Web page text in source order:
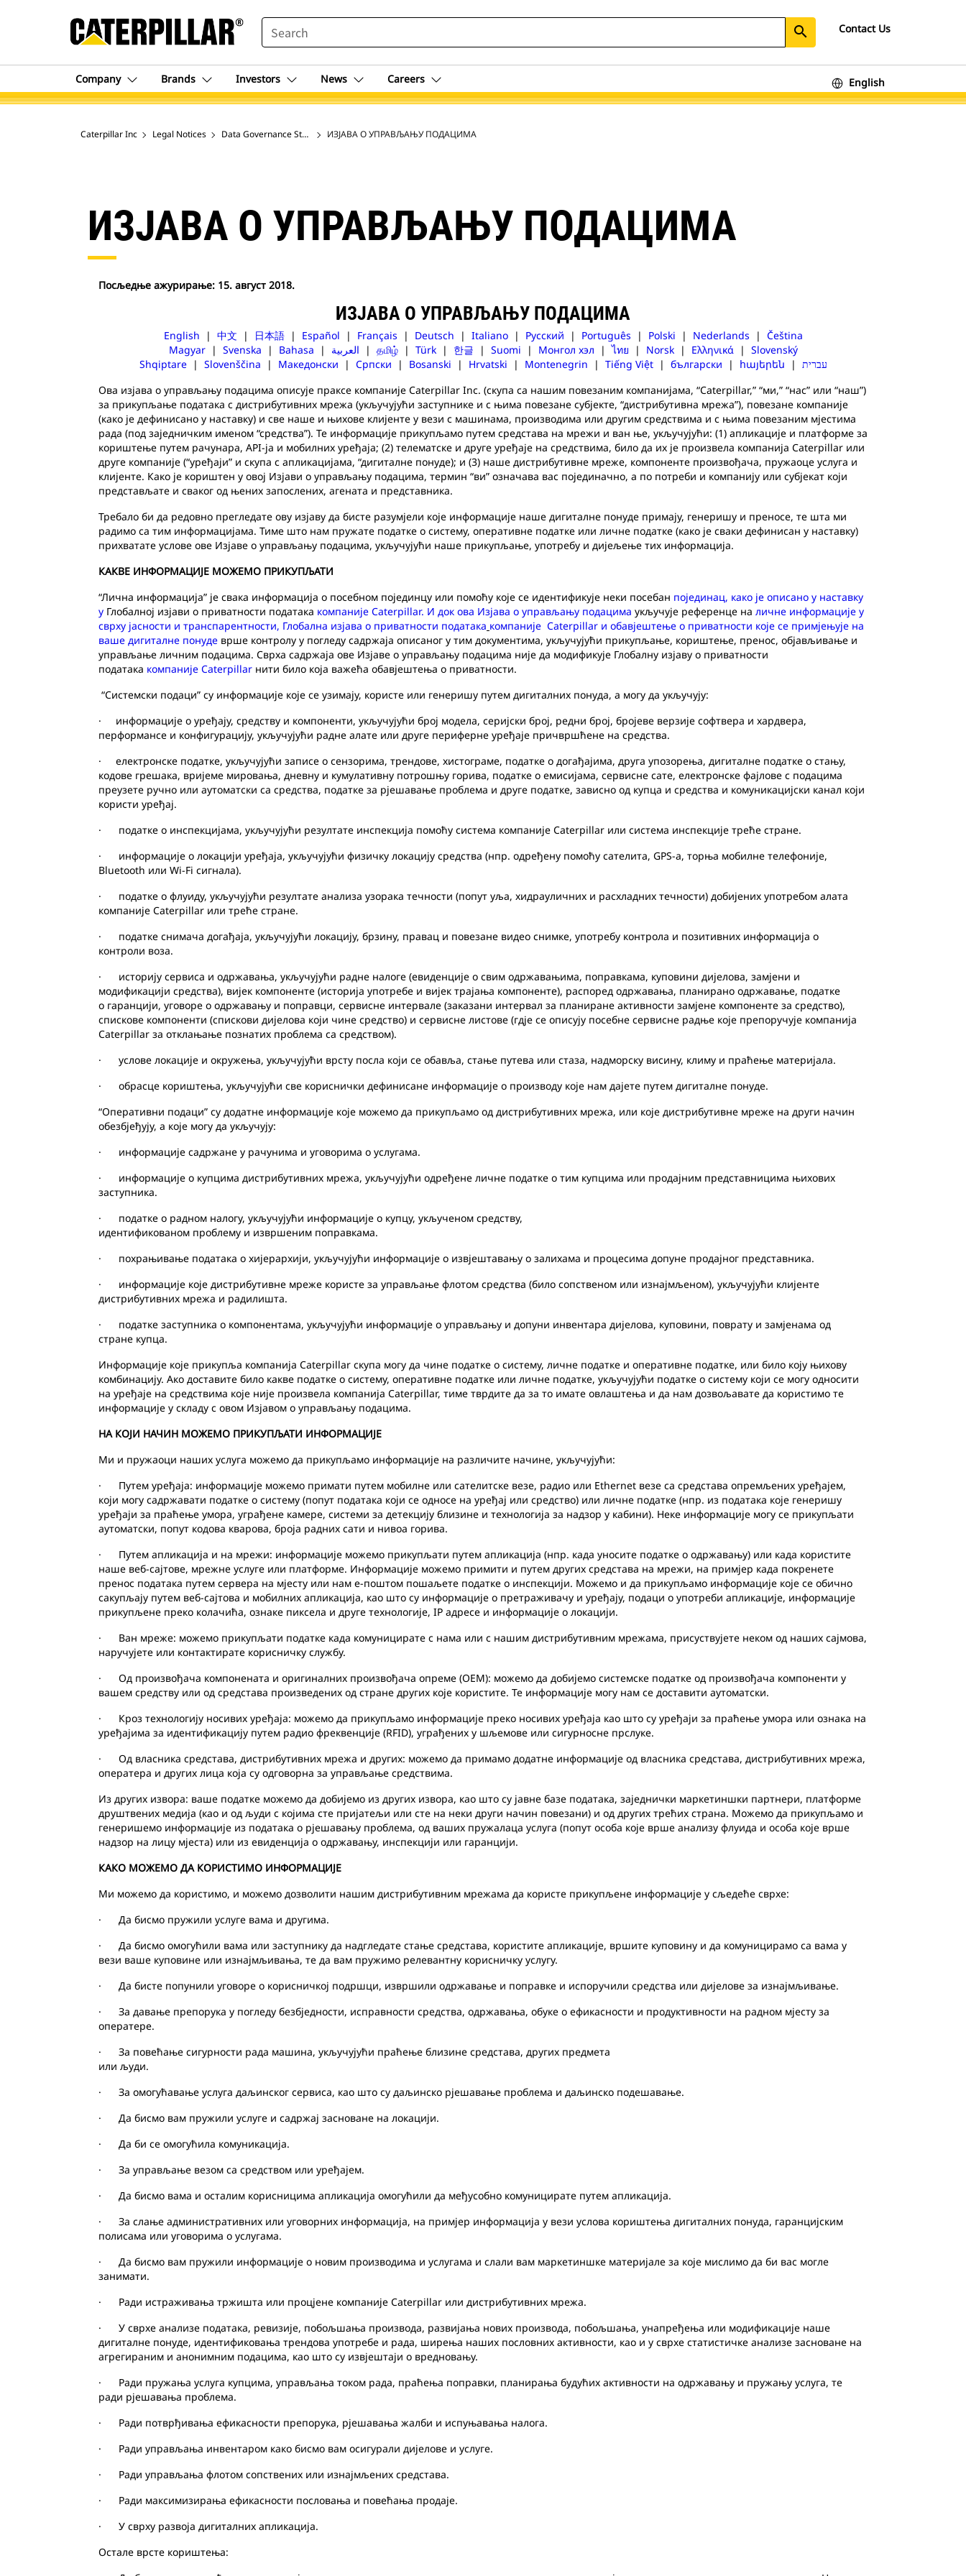
SEARCH search Contact Us
Company Brands Investors News Careers English
Caterpillar Inc Legal Notices Data Governance StatementИЗЈАВА О УПРАВЉАЊУ ПОДАЦИМА
ИЗЈАВА О УПРАВЉАЊУ ПОДАЦИМА
Посљедње ажурирање: 15. август 2018.
ИЗЈАВА О УПРАВЉАЊУ ПОДАЦИМА
English | 中文 | 日本語| Español | Français | Deutsch | Italiano| Русский | Português | Polski | Nederlands | Čeština
Magyar| Svenska | Bahasa | العربية | தமிழ்| Türk| 한글 | Suomi | Монгол хэл |ไทย | Norsk| Ελληνικά| Slovenský
Shqiptare| Slovenščina | Македонски | Српски | Bosanski | Hrvatski | Montenegrin | Tiếng Việt| български | հայերեն | עברית
Ова изјава о управљању подацима описује праксе компаније Caterpillar Inc. (скупа са нашим повезаним компанијама, “Caterpillar,” “ми,” “нас” или “наш”)
за прикупљање података с дистрибутивних мрежа (укључујући заступнике и с њима повезане субјекте, “дистрибутивна мрежа”), повезане компаније
(како је дефинисано у наставку) и све наше и њихове клијенте у вези с машинама, производима или другим средствима и с њима повезаним мјестима
рада (под заједничким именом “средства”). Те информације прикупљамо путем средстава на мрежи и ван ње, укључујући: (1) апликације и платформе за
кориштење путем рачунара, API-ја и мобилних уређаја; (2) телематске и друге уређаје на средствима, било да их је произвела компанија Caterpillar или
друге компаније (“уређаји” и скупа с апликацијама, “дигиталне понуде); и (3) наше дистрибутивне мреже, компоненте произвођача, пружаоце услуга и
клијенте. Како је кориштен у овој Изјави о управљању подацима, термин “ви” означава вас појединачно, а по потреби и компанију или субјекат који
представљате и сваког од њених запослених, агената и представника.
Требало би да редовно прегледате ову изјаву да бисте разумјели које информације наше дигиталне понуде примају, генеришу и преносе, те шта ми
радимо са тим информацијама. Тиме што нам пружате податке о систему, оперативне податке или личне податке (како је сваки дефинисан у наставку)
прихватате услове ове Изјаве о управљању подацима, укључујући наше прикупљање, употребу и дијељење тих информација.
КАКВЕ ИНФОРМАЦИЈЕ МОЖЕМО ПРИКУПЉАТИ
“Лична информација” је свака информација о посебном појединцу или помоћу које се идентификује неки посебан појединац, како је описано у наставку
у Глобалној изјави о приватности података компаније Caterpillar. И док ова Изјава о управљању подацима укључује референце на личне информације у
сврху јасности и транспарентности, Глобална изјава о приватности података компаније Caterpillar и обавјештење о приватности које се примјењује на
ваше дигиталне понуде врше контролу у погледу садржаја описаног у тим документима, укључујући прикупљање, кориштење, пренос, објављивање и
управљање личним подацима. Сврха садржаја ове Изјаве о управљању подацима није да модификује Глобалну изјаву о приватности
података компаније Caterpillar нити било која важећа обавјештења о приватности.
“Системски подаци” су информације које се узимају, користе или генеришу путем дигиталних понуда, а могу да укључују:
· информације о уређају, средству и компоненти, укључујући број модела, серијски број, редни број, бројеве верзије софтвера и хардвера,
перформансе и конфигурацију, укључујући радне алате или друге периферне уређаје причвршћене на средства.
· електронске податке, укључујући записе о сензорима, трендове, хистограме, податке о догађајима, друга упозорења, дигиталне податке о стању,
кодове грешака, вријеме мировања, дневну и кумулативну потрошњу горива, податке о емисијама, сервисне сате, електронске фајлове с подацима
преузете ручно или аутоматски са средства, податке за рјешавање проблема и друге податке, зависно од купца и средства и комуникацијски канал који
користи уређај.
· податке о инспекцијама, укључујући резултате инспекција помоћу система компаније Caterpillar или система инспекције треће стране.
· информације о локацији уређаја, укључујући физичку локацију средства (нпр. одређену помоћу сателита, GPS-а, торња мобилне телефоније,
Bluetooth или Wi-Fi сигнала).
· податке о флуиду, укључујући резултате анализа узорака течности (попут уља, хидрауличних и расхладних течности) добијених употребом алата
компаније Caterpillar или треће стране.
· податке снимача догађаја, укључујући локацију, брзину, правац и повезане видео снимке, употребу контрола и позитивних информација о
контроли воза.
· историју сервиса и одржавања, укључујући радне налоге (евиденције о свим одржавањима, поправкама, куповини дијелова, замјени и
модификацији средства), вијек компоненте (историја употребе и вијек трајања компоненте), распоред одржавања, планирано одржавање, податке
о гаранцији, уговоре о одржавању и поправци, сервисне интервале (заказани интервал за планиране активности замјене компоненте за средство),
спискове компоненти (спискови дијелова који чине средство) и сервисне листове (гдје се описују посебне сервисне радње које препоручује компанија
Caterpillar за отклањање познатих проблема са средством).
· услове локације и окружења, укључујући врсту посла који се обавља, стање путева или стаза, надморску висину, климу и праћење материјала.
· обрасце кориштења, укључујући све кориснички дефинисане информације о производу које нам дајете путем дигиталне понуде.
“Оперативни подаци” су додатне информације које можемо да прикупљамо од дистрибутивних мрежа, или које дистрибутивне мреже на други начин
обезбјеђују, а које могу да укључују:
· информације садржане у рачунима и уговорима о услугама.
· информације о купцима дистрибутивних мрежа, укључујући одређене личне податке о тим купцима или продајним представницима њихових
заступника.
· податке о радном налогу, укључујући информације о купцу, укљученом средству,
идентификованом проблему и извршеним поправкама.
· похрањивање података о хијерархији, укључујући информације о извјештавању о залихама и процесима допуне продајног представника.
· информације које дистрибутивне мреже користе за управљање флотом средства (било сопственом или изнајмљеном), укључујући клијенте
дистрибутивних мрежа и радилишта.
· податке заступника о компонентама, укључујући информације о управљању и допуни инвентара дијелова, куповини, поврату и замјенама од
стране купца.
Информације које прикупља компанија Caterpillar скупа могу да чине податке о систему, личне податке и оперативне податке, или било коју њихову
комбинацију. Ако доставите било какве податке о систему, оперативне податке или личне податке, укључујући податке о систему који се могу односити
на уређаје на средствима које није произвела компанија Caterpillar, тиме тврдите да за то имате овлаштења и да нам дозвољавате да користимо те
информације у складу с овом Изјавом о управљању подацима.
НА КОЈИ НАЧИН МОЖЕМО ПРИКУПЉАТИ ИНФОРМАЦИЈЕ
Ми и пружаоци наших услуга можемо да прикупљамо информације на различите начине, укључујући:
· Путем уређаја: информације можемо примати путем мобилне или сателитске везе, радио или Ethernet везе са средстава опремљених уређајем,
који могу садржавати податке о систему (попут података који се односе на уређај или средство) или личне податке (нпр. из података које генеришу
уређаји за праћење умора, уграђене камере, системи за детекцију близине и технологија за надзор у кабини). Неке информације могу се прикупљати
аутоматски, попут кодова кварова, броја радних сати и нивоа горива.
· Путем апликација и на мрежи: информације можемо прикупљати путем апликација (нпр. када уносите податке о одржавању) или када користите
наше веб-сајтове, мрежне услуге или платформе. Информације можемо примити и путем других средстава на мрежи, на примјер када покренете
пренос података путем сервера на мјесту или нам е-поштом пошаљете податке о инспекцији. Можемо и да прикупљамо информације које се обично
сакупљају путем веб-сајтова и мобилних апликација, као што су информације о претраживачу и уређају, подаци о употреби апликације, информације
прикупљене преко колачића, ознаке пиксела и друге технологије, IP адресе и информације о локацији.
· Ван мреже: можемо прикупљати податке када комуницирате с нама или с нашим дистрибутивним мрежама, присуствујете неком од наших сајмова,
наручујете или контактирате корисничку службу.
· Од произвођача компонената и оригиналних произвођача опреме (ОЕМ): можемо да добијемо системске податке од произвођача компоненти у
вашем средству или од средстава произведених од стране других које користите. Те информације могу нам се доставити аутоматски.
· Кроз технологију носивих уређаја: можемо да прикупљамо информације преко носивих уређаја као што су уређаји за праћење умора или ознака на
уређајима за идентификацију путем радио фреквенције (RFID), уграђених у шљемове или сигурносне прслуке.
· Од власника средстава, дистрибутивних мрежа и других: можемо да примамо додатне информације од власника средстава, дистрибутивних мрежа,
оператера и других лица која су одговорна за управљање средствима.
Из других извора: ваше податке можемо да добијемо из других извора, као што су јавне базе података, заједнички маркетиншки партнери, платформе
друштвених медија (као и од људи с којима сте пријатељи или сте на неки други начин повезани) и од других трећих страна. Можемо да прикупљамо и
генеришемо информације из података о рјешавању проблема, од ваших пружалаца услуга (попут особа које врше анализу флуида и особа које врше
надзор на лицу мјеста) или из евиденција о одржавању, инспекцији или гаранцији.
КАКО МОЖЕМО ДА КОРИСТИМО ИНФОРМАЦИЈЕ
Ми можемо да користимо, и можемо дозволити нашим дистрибутивним мрежама да користе прикупљене информације у сљедеће сврхе:
· Да бисмо пружили услуге вама и другима.
· Да бисмо омогућили вама или заступнику да надгледате стање средстава, користите апликације, вршите куповину и да комуницирамо са вама у
вези ваше куповине или изнајмљивања, те да вам пружимо релевантну корисничку услугу.
· Да бисте попунили уговоре о корисничкој подршци, извршили одржавање и поправке и испоручили средства или дијелове за изнајмљивање.
· За давање препорука у погледу безбједности, исправности средства, одржавања, обуке о ефикасности и продуктивности на радном мјесту за
оператере.
· За повећање сигурности рада машина, укључујући праћење близине средстава, других предмета
или људи.
· За омогућавање услуга даљинског сервиса, као што су даљинско рјешавање проблема и даљинско подешавање.
· Да бисмо вам пружили услуге и садржај засноване на локацији.
· Да би се омогућила комуникација.
· За управљање везом са средством или уређајем.
· Да бисмо вама и осталим корисницима апликација омогућили да међусобно комуницирате путем апликација.
· За слање административних или уговорних информација, на примјер информација у вези услова кориштења дигиталних понуда, гаранцијским
полисама или уговорима о услугама.
· Да бисмо вам пружили информације о новим производима и услугама и слали вам маркетиншке материјале за које мислимо да би вас могле
занимати.
· Ради истраживања тржишта или процјене компаније Caterpillar или дистрибутивних мрежа.
· У сврхе анализе података, ревизије, побољшања производа, развијања нових производа, побољшања, унапређења или модификације наше
дигиталне понуде, идентификовања трендова употребе и рада, ширења наших пословних активности, као и у сврхе статистичке анализе засноване на
агрегираним и анонимним подацима, као што су извјештаји о вредновању.
· Ради пружања услуга купцима, управљања током рада, праћења поправки, планирања будућих активности на одржавању и пружању услуга, те
ради рјешавања проблема.
· Ради потврђивања ефикасности препорука, рјешавања жалби и испуњавања налога.
· Ради управљања инвентаром како бисмо вам осигурали дијелове и услуге.
· Ради управљања флотом сопствених или изнајмљених средстава.
· Ради максимизирања ефикасности пословања и повећања продаје.
· У сврху развоја дигиталних апликација.
Остале врсте кориштења: